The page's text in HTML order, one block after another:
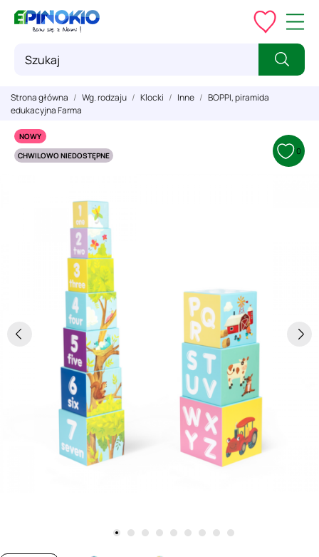
Strona główna Wg. rodzaju Klocki Inne
BOPPI, piramida
edukacyjna Farma
NOWY
CHWILOWO NIEDOSTĘPNE
0